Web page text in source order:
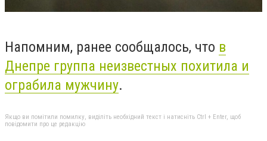
Напомним, ранее сообщалось, что в
Днепре группа неизвестных похитила и
ограбила мужчину.
Якщо ви помітили помилку, виділіть необхідний текст і натисніть Ctrl + Enter, щоб
повідомити про це редакцію